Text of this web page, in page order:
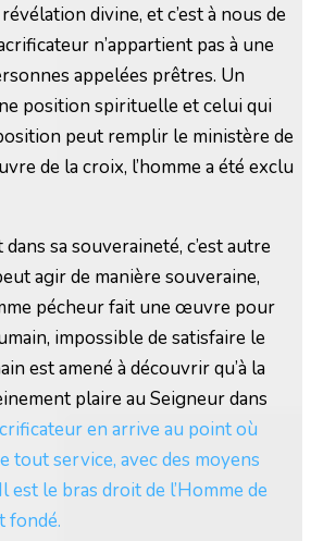
divine, et c’est à nous de
n’appartient pas à une
appelées prêtres. Un
position spirituelle et celui qui
peut remplir le ministère de
de la croix, l’homme a été exclu
sa souveraineté, c’est autre
agir de manière souveraine,
pécheur fait une œuvre pour
impossible de satisfaire le
est amené à découvrir qu’à la
plaire au Seigneur dans
en arrive au point où
tout service, avec des moyens
est le bras droit de l’Homme de
fondé.